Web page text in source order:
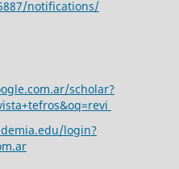
notifications/
scholar?
login?